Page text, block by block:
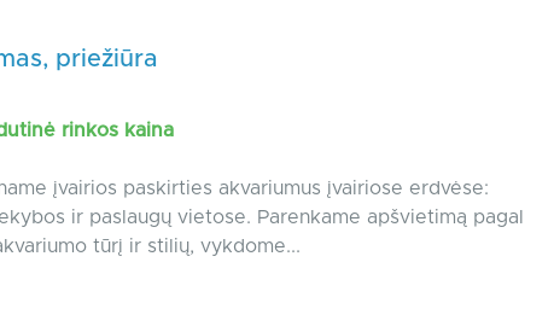
priežiūra
rinkos kaina
įvairios paskirties akvariumus įvairiose erdvėse:
ir paslaugų vietose. Parenkame apšvietimą pagal
tūrį ir stilių, vykdome...